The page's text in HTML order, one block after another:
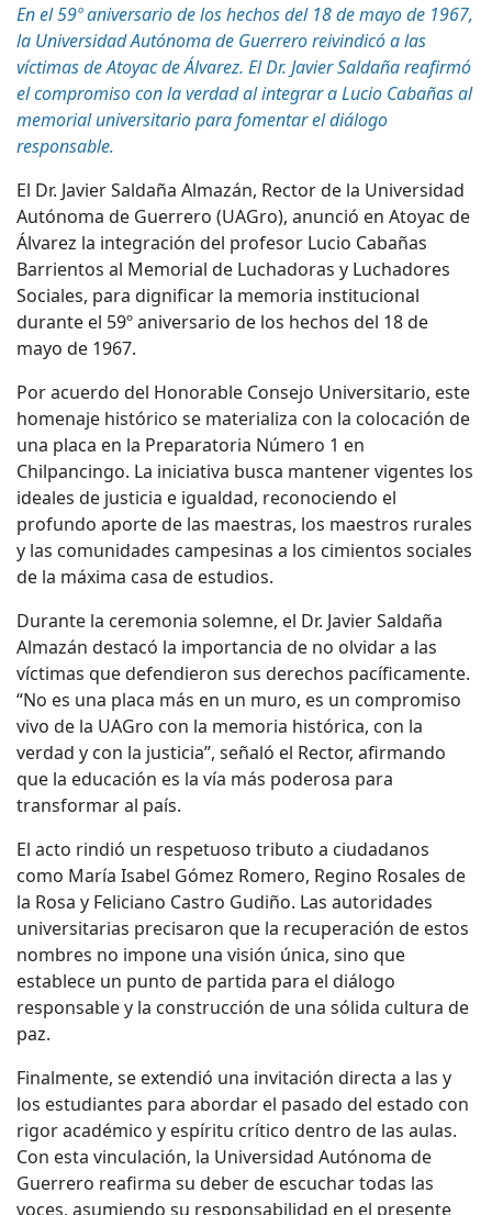
En el 59º aniversario de los hechos del 18 de mayo de 1967,
la Universidad Autónoma de Guerrero reivindicó a las
víctimas de Atoyac de Álvarez. El Dr. Javier Saldaña reafirmó
el compromiso con la verdad al integrar a Lucio Cabañas al
memorial universitario para fomentar el diálogo
responsable.
El Dr. Javier Saldaña Almazán, Rector de la Universidad
Autónoma de Guerrero (UAGro), anunció en Atoyac de
Álvarez la integración del profesor Lucio Cabañas
Barrientos al Memorial de Luchadoras y Luchadores
Sociales, para dignificar la memoria institucional
durante el 59º aniversario de los hechos del 18 de
mayo de 1967.
Por acuerdo del Honorable Consejo Universitario, este
homenaje histórico se materializa con la colocación de
una placa en la Preparatoria Número 1 en
Chilpancingo. La iniciativa busca mantener vigentes los
ideales de justicia e igualdad, reconociendo el
profundo aporte de las maestras, los maestros rurales
y las comunidades campesinas a los cimientos sociales
de la máxima casa de estudios.
Durante la ceremonia solemne, el Dr. Javier Saldaña
Almazán destacó la importancia de no olvidar a las
víctimas que defendieron sus derechos pacíficamente.
“No es una placa más en un muro, es un compromiso
vivo de la UAGro con la memoria histórica, con la
verdad y con la justicia”, señaló el Rector, afirmando
que la educación es la vía más poderosa para
transformar al país.
El acto rindió un respetuoso tributo a ciudadanos
como María Isabel Gómez Romero, Regino Rosales de
la Rosa y Feliciano Castro Gudiño. Las autoridades
universitarias precisaron que la recuperación de estos
nombres no impone una visión única, sino que
establece un punto de partida para el diálogo
responsable y la construcción de una sólida cultura de
paz.
Finalmente, se extendió una invitación directa a las y
los estudiantes para abordar el pasado del estado con
rigor académico y espíritu crítico dentro de las aulas.
Con esta vinculación, la Universidad Autónoma de
Guerrero reafirma su deber de escuchar todas las
voces, asumiendo su responsabilidad en el presente